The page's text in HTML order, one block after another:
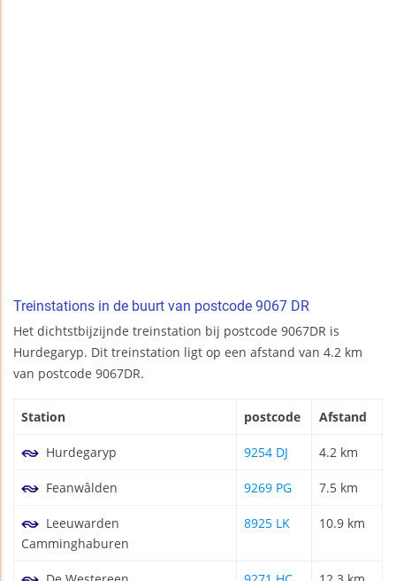
Treinstations in de buurt van postcode 9067 DR
Het dichtstbijzijnde treinstation bij postcode 9067DR is
Hurdegaryp. Dit treinstation ligt op een afstand van 4.2 km
van postcode 9067DR.
Station postcode Afstand
Hurdegaryp 9254 DJ 4.2 km
Feanwâlden 9269 PG 7.5 km
Leeuwarden
Camminghaburen
8925 LK 10.9 km